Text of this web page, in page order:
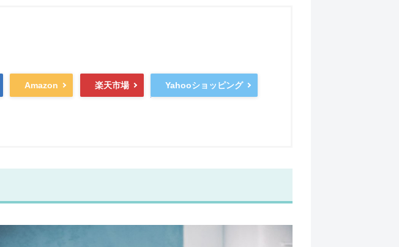
Amazon 楽天市場 Yahooショッピング